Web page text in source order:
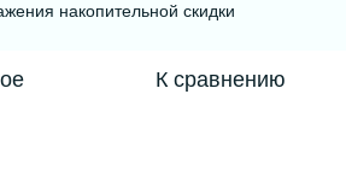
накопительной скидки
К сравнению